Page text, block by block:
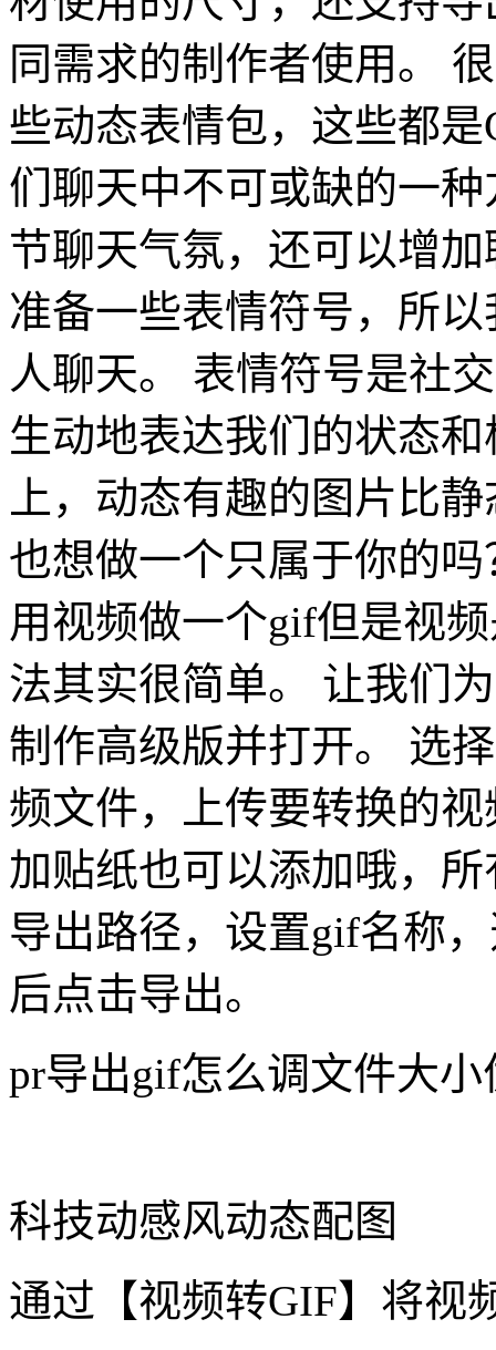
同需求的制作者使用。
些动态表情包，这些都
们聊天中不可或缺的一
节聊天气氛，还可以增
准备一些表情符号，所
人聊天。 表情符号是社
生动地表达我们的状态
上，动态有趣的图片比
也想做一个只属于你的
用视频做一个gif但是视
法其实很简单。 让我们
制作高级版并打开。 选
频文件，上传要转换的
加贴纸也可以添加哦，
导出路径，设置gif名称
后点击导出。
pr导出gif怎么调文件大小